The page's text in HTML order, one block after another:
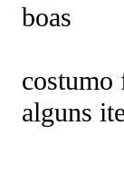
boas
costumo
alguns